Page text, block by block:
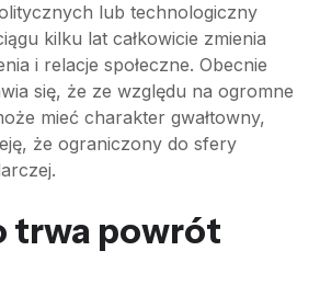
lub technologiczny
kilku lat całkowicie zmienia
i relacje społeczne. Obecnie
się, że ze względu na ogromne
mieć charakter gwałtowny,
że ograniczony do sfery
trwa powrót